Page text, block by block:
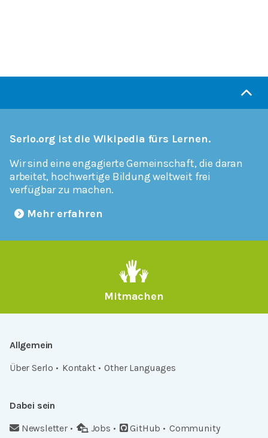
Serlo.org ist die Wikipedia fürs Lernen.
Wir sind eine engagierte Gemeinschaft, die daran
arbeitet, hochwertige Bildung weltweit frei
verfügbar zu machen.
Mehr erfahren
Mitmachen
Allgemein
Über Serlo
Kontakt Other Languages
Dabei sein
Newsletter
Jobs GitHub Community